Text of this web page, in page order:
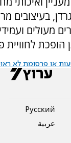
בעיצובים
מעולים
הופכת
או פרסומת לא
Pусский
عربية